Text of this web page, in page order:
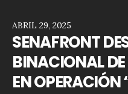
SENAFRONT
BINACIONAL
EN OPERACIÓN
ABRIL 29, 2025